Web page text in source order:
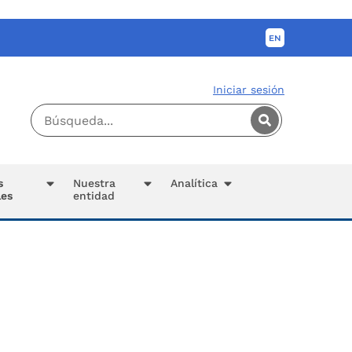
Iniciar sesión
Nuestra
entidad
Analítica